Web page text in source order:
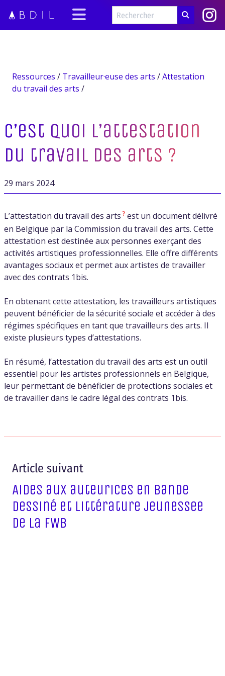
Ressources / Travailleur·euse des arts /Attestation
du travail des arts /
C’est quoi l’attestation
du travail des arts ?
29 mars 2024
L’attestation du travail des arts? est un document délivré
en Belgique par la Commission du travail des arts. Cette
attestation est destinée aux personnes exerçant des
activités artistiques professionnelles. Elle offre différents
avantages sociaux et permet aux artistes de travailler
avec des contrats 1bis.
En obtenant cette attestation, les travailleurs artistiques
peuvent bénéficier de la sécurité sociale et accéder à des
régimes spécifiques en tant que travailleurs des arts. Il
existe plusieurs types d’attestations.
En résumé, l’attestation du travail des arts est un outil
essentiel pour les artistes professionnels en Belgique,
leur permettant de bénéficier de protections sociales et
de travailler dans le cadre légal des contrats 1bis.
Article suivant
Aides aux auteurices en bande
dessiné et littérature jeunessee
de la FWB